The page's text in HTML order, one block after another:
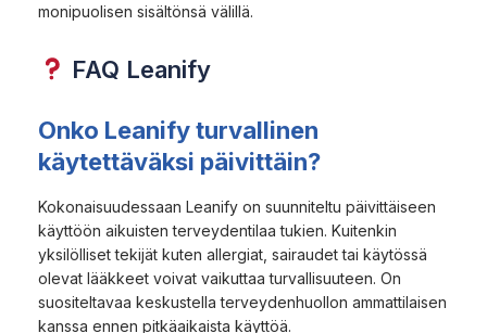
monipuolisen sisältönsä välillä.
FAQ Leanify
Onko Leanify turvallinen
käytettäväksi päivittäin?
Kokonaisuudessaan Leanify on suunniteltu päivittäiseen
käyttöön aikuisten terveydentilaa tukien. Kuitenkin
yksilölliset tekijät kuten allergiat, sairaudet tai käytössä
olevat lääkkeet voivat vaikuttaa turvallisuuteen. On
suositeltavaa keskustella terveydenhuollon ammattilaisen
kanssa ennen pitkäaikaista käyttöä.